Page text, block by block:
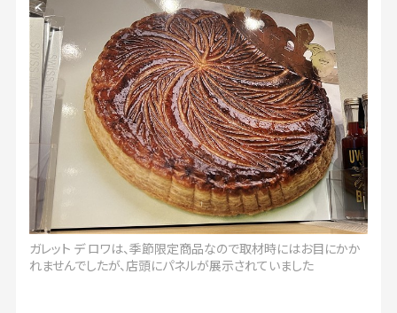
ガレット デ ロワは、季節限定商品なので取材時にはお目にかか
れませんでしたが、店頭にパネルが展示されていました